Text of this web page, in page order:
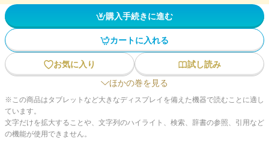
購入手続きに進む
カートに入れる
お気に入り
試し読み
ほかの巻を見る
※この商品はタブレットなど大きなディスプレイを備えた機器で読むことに適し
ています。
文字だけを拡大することや、文字列のハイライト、検索、辞書の参照、引用など
の機能が使用できません。